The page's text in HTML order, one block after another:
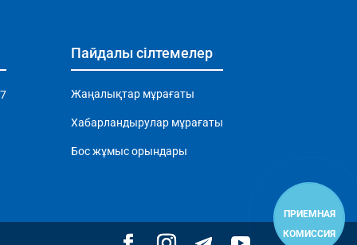
Пайдалы сілтемелер
Жаңалықтар мұрағаты
Хабарландырулар мұрағаты
Бос жұмыс орындары
ПРИЕМНАЯ
КОМИССИЯ